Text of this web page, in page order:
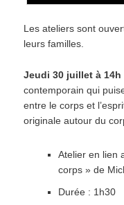
Les ateliers sont
leurs familles.
Jeudi 30 juillet à 14h
contemporain qui
entre le corps et
originale autour du
Atelier en lien
corps » de
Durée : 1h30